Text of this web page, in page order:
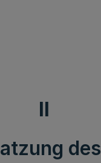
II
des